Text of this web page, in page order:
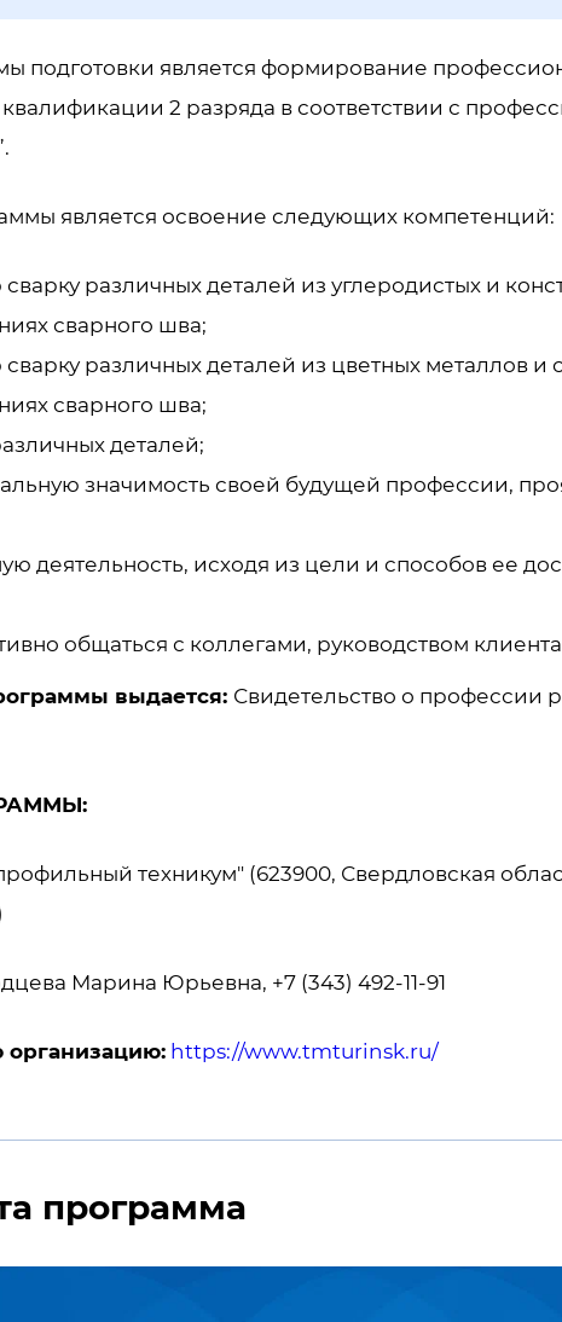
подготовки является формирование
2 разряда в соответствии с
является освоение следующих компетенций:
различных деталей из углеродистых и
сварного шва;
различных деталей из цветных металлов и
сварного шва;
деталей;
значимость своей будущей профессии,
деятельность, исходя из цели и способов ее
общаться с коллегами, руководством
выдается: Свидетельство о профессии
техникум" (623900, Свердловская
Марина Юрьевна, +7 (343) 492-11-91
организацию: https://www.tmturinsk.ru/
программа